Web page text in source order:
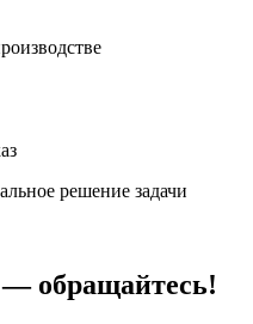
решение задачи
обращайтесь!